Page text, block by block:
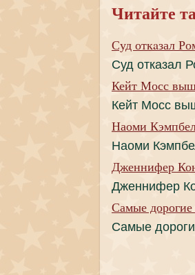
Читайте
Суд откaзал
Суд откaзал
Кейт Мосс
Кейт Мосс
Наоми
Наоми
Дженнифер
Дженнифер
Самые дорогие
Самые